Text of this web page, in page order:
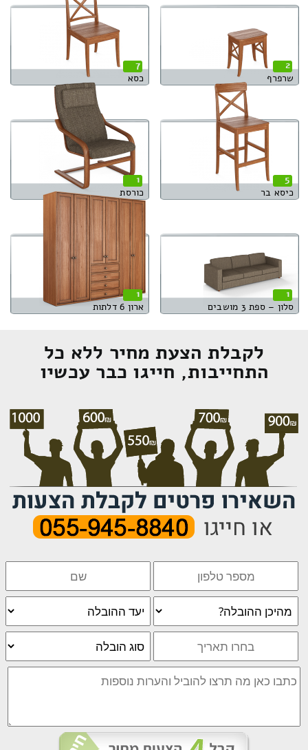
2
שרפרף
7
כסא
5
כיסא בר
1
כורסת
1
סלון – ספת 3 מושבים
1
ארון 6 דלתות
לקבלת הצעת מחיר ללא כל
התחייבות, חייגו כבר עכשיו